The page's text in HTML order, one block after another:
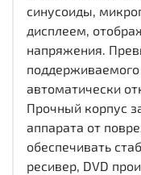
синусоиды,
дисплеем,
напряжения.
автоматически
Прочный корпус
аппарата от
обеспечивать
ресивер, DVD